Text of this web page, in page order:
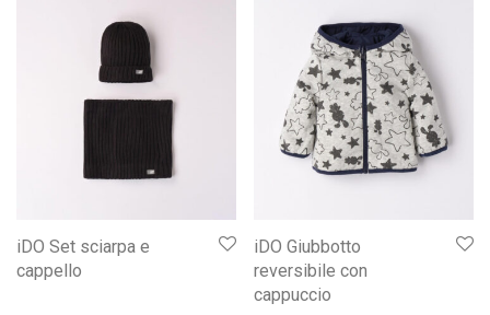
iDO Set sciarpa e
cappello
iDO Giubbotto
reversibile con
cappuccio